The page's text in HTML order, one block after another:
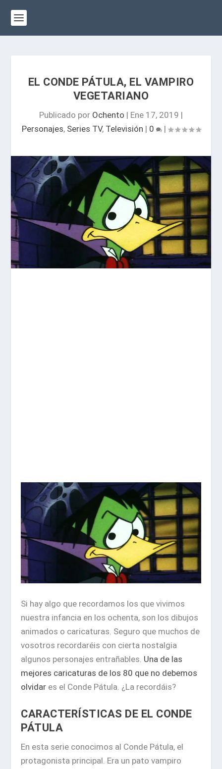
EL CONDE PÁTULA, EL VAMPIRO
VEGETARIANO
Publicado por Ochento | Ene 17, 2019 |
Personajes, Series TV, Televisión | 0 |
Si hay algo que recordamos los que vivimos
nuestra infancia en los ochenta, son los dibujos
animados o caricaturas. Seguro que muchos de
vosotros recordaréis con cierta nostalgia
algunos personajes entrañables. Una de las
mejores caricaturas de los 80 que no debemos
olvidar es el Conde Pátula. ¿La recordáis?
CARACTERÍSTICAS DE EL CONDE
PÁTULA
En esta serie conocimos al Conde Pátula, el
protagonista principal. Era un pato vampiro